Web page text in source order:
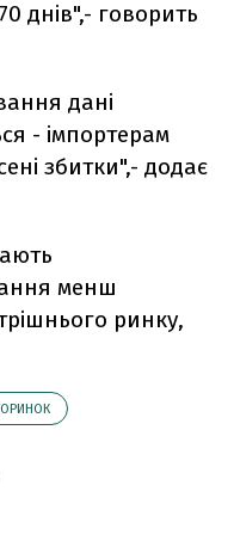
днів",- говорить
дані
- імпортерам
збитки",- додає
менш
ринку,